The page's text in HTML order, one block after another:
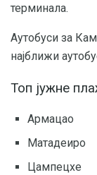
терминала.
Аутобуси за
најближи
Топ јужне
Армацао
Матадеиро
Цампецхе